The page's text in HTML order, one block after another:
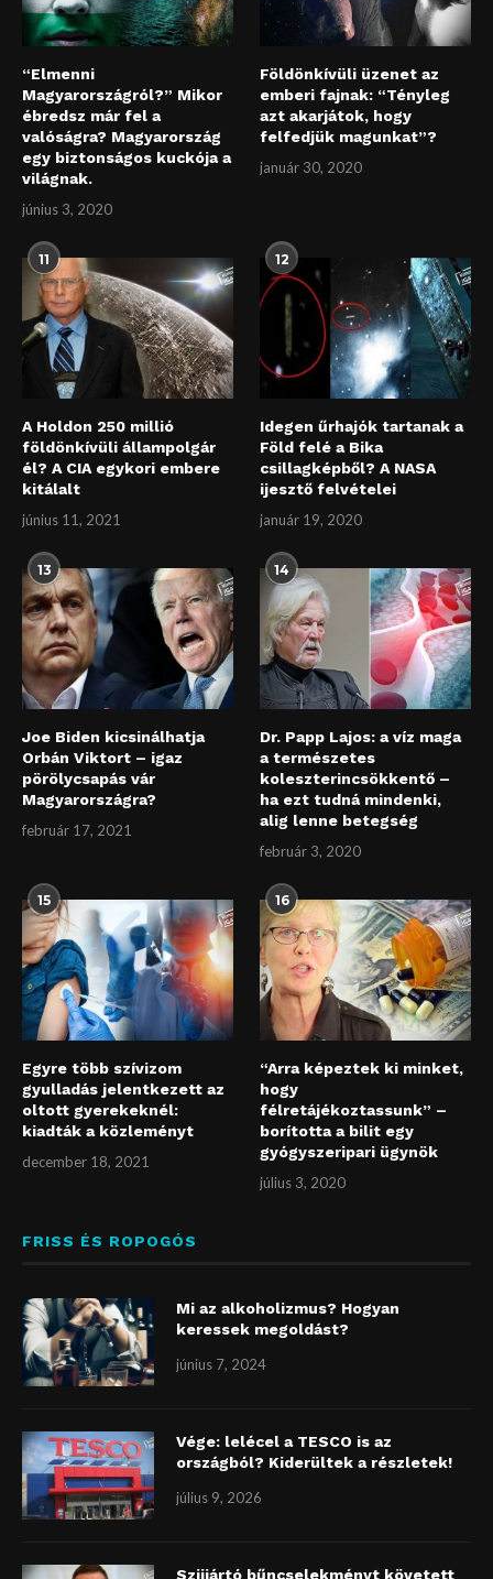
“Elmenni
Magyarországról?” Mikor
ébredsz már fel a
valóságra? Magyarország
egy biztonságos kuckója a
világnak.
június 3, 2020
Földönkívüli üzenet az
emberi fajnak: “Tényleg
azt akarjátok, hogy
felfedjük magunkat”?
január 30, 2020
11
A Holdon 250 millió
földönkívüli állampolgár
él? A CIA egykori embere
kitálalt
június 11, 2021
12
Idegen űrhajók tartanak a
Föld felé a Bika
csillagképből? A NASA
ijesztő felvételei
január 19, 2020
13
Joe Biden kicsinálhatja
Orbán Viktort – igaz
pörölycsapás vár
Magyarországra?
február 17, 2021
14
Dr. Papp Lajos: a víz maga
a természetes
koleszterincsökkentő –
ha ezt tudná mindenki,
alig lenne betegség
február 3, 2020
15
Egyre több szívizom
gyulladás jelentkezett az
oltott gyerekeknél:
kiadták a közleményt
december 18, 2021
16
“Arra képeztek ki minket,
hogy
félretájékoztassunk” –
borította a bilit egy
gyógyszeripari ügynök
július 3, 2020
FRISS ÉS ROPOGÓS
Mi az alkoholizmus? Hogyan
keressek megoldást?
június 7, 2024
Vége: lelécel a TESCO is az
országból? Kiderültek a részletek!
július 9, 2026
Szijjártó bűncselekményt követett